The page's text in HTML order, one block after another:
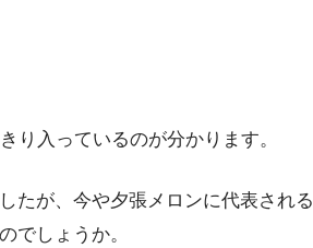
り入っているのが分かります。
たが、今や夕張メロンに代表される
でしょうか。